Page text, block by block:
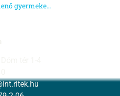
Cső Utcai Bölcsőde – Elmaradó Szülői értekezlet az óvodába menő gyermekek szüleinek